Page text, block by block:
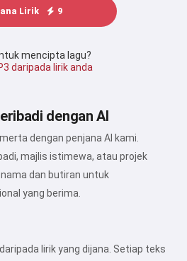
Lirik 9
mencipta lagu?
daripada lirik anda
dengan AI
dengan penjana AI kami.
majlis istimewa, atau projek
dan butiran untuk
yang berima.
lirik yang dijana. Setiap teks